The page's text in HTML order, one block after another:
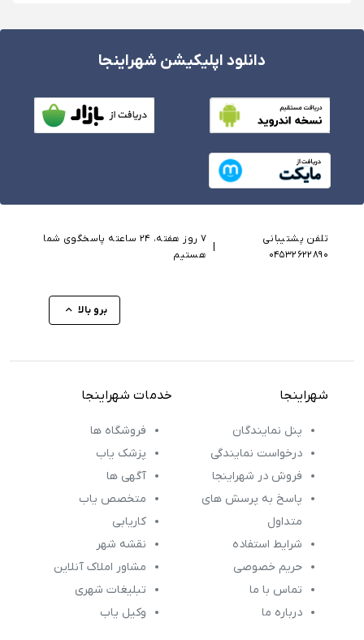
دانلود اپلیکیشن شهراینجا
تلفن پشتیبانی
04532622890
۷ روز هفته، ۲۴ ساعته پاسخگوی شما
هستیم
برو بالا
شهراینجا
پنل نمایندگان
درخواست نمایندگی
فروش در شهراینجا
پاسخ به پرسش های
متداول
شرایط استفاده
حریم خصوصی
تماس با ما
درباره ما
خدمات شهراینجا
فروشگاه ها
پزشک یاب
آگهی ها
متخصص یاب
کاریابی
نقشه شهر
مشاور املاک آنلاین
تبلیغات شهری
وکیل یاب